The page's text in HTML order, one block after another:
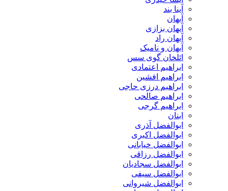
آینا بند
آیهان
آیهان بزازی
آیهان راد
آیهان و نامیک
ائلخان گوی سس
ابراهیم اعتمادی
ابراهیم افشین
ابراهیم درزی حاجی
ابراهیم صالحی
ابراهیم گرجی
ابنان
ابوالفضل آذری
ابوالفضل اکبری
ابوالفضل خیابانی
ابوالفضل رزاقی
ابوالفضل سجادیان
ابوالفضل سیفی
ابوالفضل شیروانی